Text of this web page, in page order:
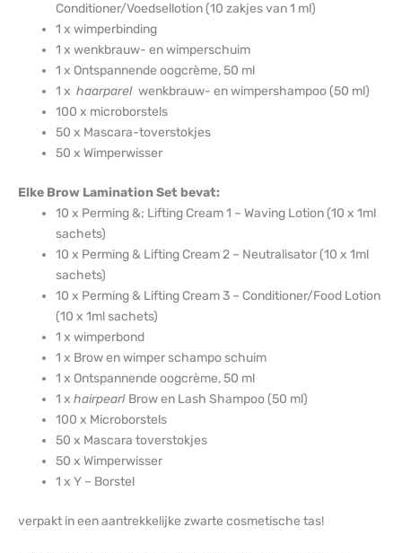
Conditioner/Voedsellotion (10 zakjes van 1 ml)
1 x wimperbinding
1 x wenkbrauw- en wimperschuim
1 x Ontspannende oogcrème, 50 ml
1 x haarparel wenkbrauw- en wimpershampoo (50 ml)
100 x microborstels
50 x Mascara-toverstokjes
50 x Wimperwisser
Elke Brow Lamination Set bevat:
10 x Perming &; Lifting Cream 1 – Waving Lotion (10 x 1ml
sachets)
10 x Perming & Lifting Cream 2 – Neutralisator (10 x 1ml
sachets)
10 x Perming & Lifting Cream 3 – Conditioner/Food Lotion
(10 x 1ml sachets)
1 x wimperbond
1 x Brow en wimper schampo schuim
1 x Ontspannende oogcrème, 50 ml
1 x hairpearl Brow en Lash Shampoo (50 ml)
100 x Microborstels
50 x Mascara toverstokjes
50 x Wimperwisser
1 x Y – Borstel
verpakt in een aantrekkelijke zwarte cosmetische tas!